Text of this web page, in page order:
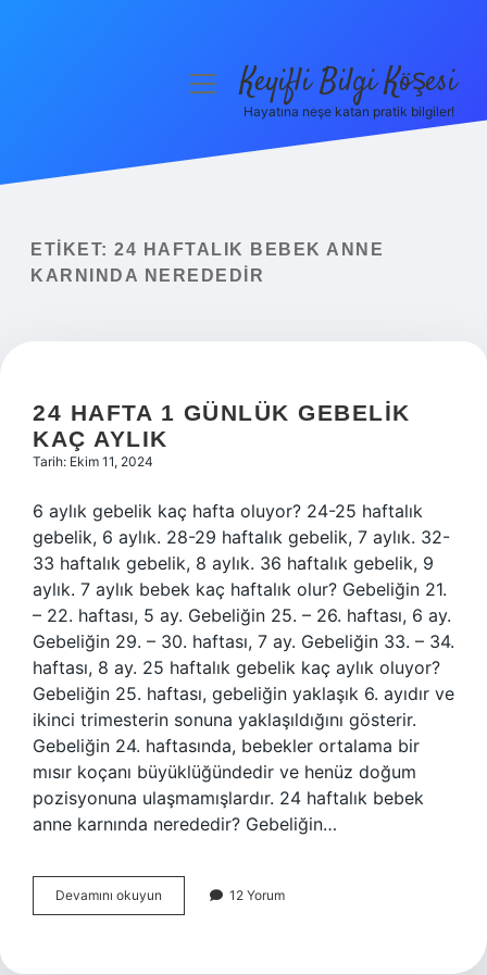
Yasal Uyarı
menüyüKeyifli Bilgi Köşesi
Hayatına neşe katan pratik bilgiler!
ETIKET: 24 HAFTALIK BEBEK ANNE
KARNINDA NEREDEDIR
24 HAFTA 1 GÜNLÜK GEBELIK
KAÇ AYLIK
Tarih: Ekim 11, 2024
6 aylık gebelik kaç hafta oluyor? 24-25 haftalık
gebelik, 6 aylık. 28-29 haftalık gebelik, 7 aylık. 32-
33 haftalık gebelik, 8 aylık. 36 haftalık gebelik, 9
aylık. 7 aylık bebek kaç haftalık olur? Gebeliğin 21.
– 22. haftası, 5 ay. Gebeliğin 25. – 26. haftası, 6 ay.
Gebeliğin 29. – 30. haftası, 7 ay. Gebeliğin 33. – 34.
haftası, 8 ay. 25 haftalık gebelik kaç aylık oluyor?
Gebeliğin 25. haftası, gebeliğin yaklaşık 6. ayıdır ve
ikinci trimesterin sonuna yaklaşıldığını gösterir.
Gebeliğin 24. haftasında, bebekler ortalama bir
mısır koçanı büyüklüğündedir ve henüz doğum
pozisyonuna ulaşmamışlardır. 24 haftalık bebek
anne karnında nerededir? Gebeliğin…
Devamını okuyun
Hafta
12 Yorum